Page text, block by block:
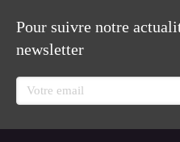
Pour suivre notre
newsletter
Votre email